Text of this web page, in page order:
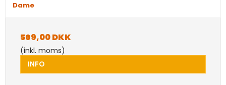
Dame
569,00 DKK
(inkl. moms)
INFO